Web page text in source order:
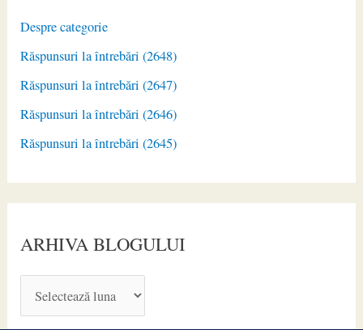
Despre categorie
Răspunsuri la întrebări (2648)
Răspunsuri la întrebări (2647)
Răspunsuri la întrebări (2646)
Răspunsuri la întrebări (2645)
ARHIVA BLOGULUI
R